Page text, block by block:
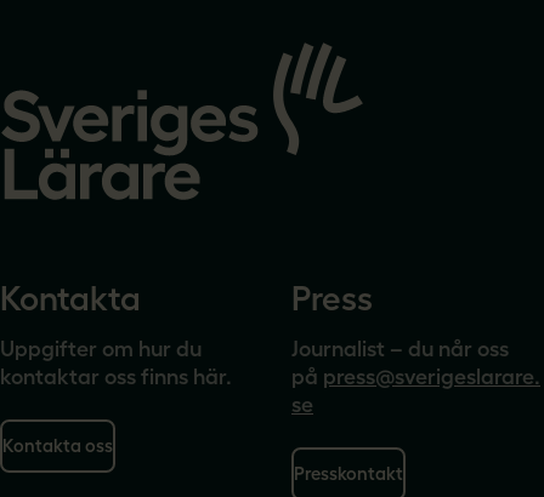
startsidan
Kontakta
Uppgifter om hur du
kontaktar oss finns här.
Kontakta oss
Press
Journalist – du når oss
på press@sverigeslarare.
se
Presskontakt